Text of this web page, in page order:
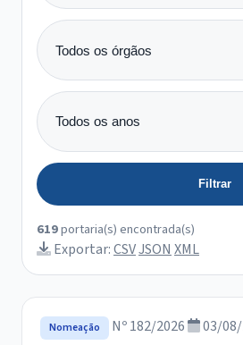
Órgão
Ano
Filtrar
619portaria(s) encontrada(s)
Exportar:CSVJSON XML
Nomeação Nº 182/2026
03/